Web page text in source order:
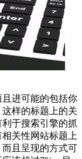
进可能的包括你
样的标题上的关
于搜索引擎的抓
关性网站标题上
且呈现的方式可